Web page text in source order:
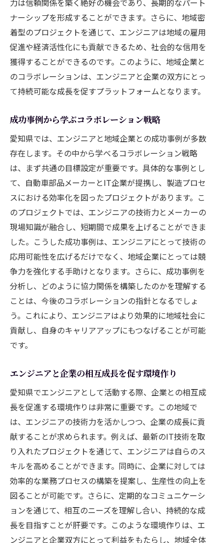
ナーシップを形成することができます。さらに、地域密
着型のプロジェクトを通じて、エンジニアは地域の雇用
促進や経済活性化にも貢献できるため、社会的な信用を
獲得することができるのです。このように、地域企業と
のコラボレーションは、エンジニアと企業の双方にとっ
て持続可能な成長を促すプラットフォームとなります。
成功事例から学ぶコラボレーション戦略
愛知県では、エンジニアと地域企業との成功事例が多数
存在します。その中から学べるコラボレーション戦略
は、まず共通の目標設定が重要です。具体的な事例とし
て、自動車部品メーカーとIT企業が提携し、製造プロセ
スにおける効率化を図ったプロジェクトがあります。こ
のプロジェクトでは、エンジニアの技術力とメーカーの
現場知識が融合し、短期間で成果を上げることができま
した。こうした成功事例は、エンジニアにとって技術の
応用可能性を広げるだけでなく、地域企業にとっては競
争力を強化する手助けとなります。さらに、成功事例を
分析し、どのように協力関係を構築したのかを理解する
ことは、今後のコラボレーションの指針となるでしょ
う。これにより、エンジニアはより効果的に地域社会に
貢献し、自身のキャリアアップにもつなげることが可能
です。
エンジニアと企業の相互成長を促す環境作り
愛知県でエンジニアとして活動する際、企業との相互成
長を促進する環境作りは非常に重要です。この地域で
は、エンジニアの技術力を活かしつつ、企業の成長に貢
献することが求められます。例えば、最新のIT技術を取
り入れたプロジェクトを通じて、エンジニアは自らのス
キルを高めることができます。同時に、企業に対しては
効率的な業務プロセスの構築を提案し、生産性の向上を
図ることが可能です。さらに、定期的なコミュニケーシ
ョンを通じて、相互のニーズを理解し合い、持続的な成
長を目指すことが肝要です。このような環境作りは、エ
ンジニアと企業双方にとって利益をもたらし、地域全体